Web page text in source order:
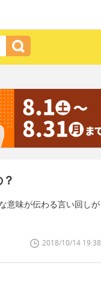
意味が伝わる言い回しが
2018/10/14 19:38